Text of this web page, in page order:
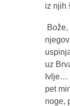
iz njih
uz
Ivlje…
pet
noge,